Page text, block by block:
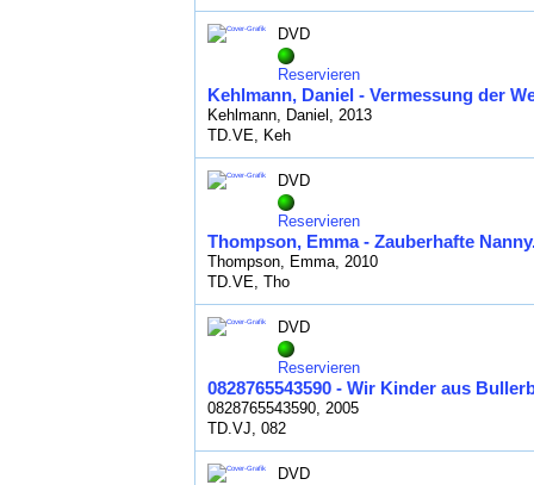
DVD
Reservieren
Kehlmann, Daniel - Vermessung der
Kehlmann, Daniel, 2013
TD.VE, Keh
DVD
Reservieren
Thompson, Emma - Zauberhafte
Thompson, Emma, 2010
TD.VE, Tho
DVD
Reservieren
0828765543590 - Wir Kinder aus
0828765543590, 2005
TD.VJ, 082
DVD